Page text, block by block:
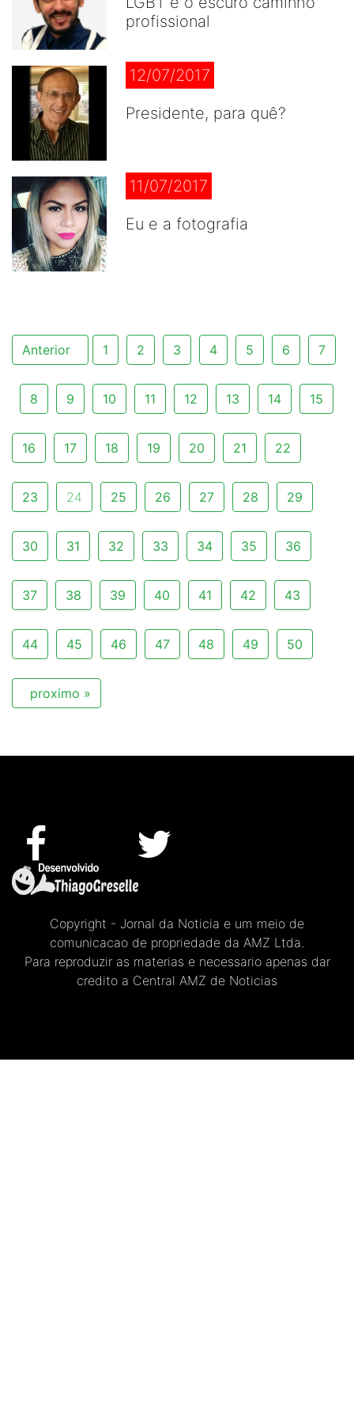
profissional
12/07/2017
Presidente, para quê?
11/07/2017
Eu e a fotografia
Anterior 1 2 3 4 5 6 7
8 9 10 11 12 13 14 15
16 17 18 19 20 21 22
23 24 25 26 27 28 29
30 31 32 33 34 35 36
37 38 39 40 41 42 43
44 45 46 47 48 49 50
proximo »
Copyright - Jornal da Noticia e um meio de
comunicacao de propriedade da AMZ Ltda.
Para reproduzir as materias e necessario apenas dar
credito a Central AMZ de Noticias